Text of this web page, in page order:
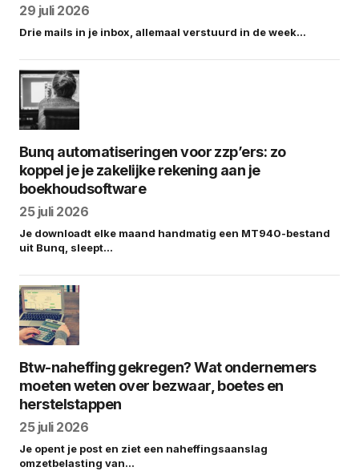
29 juli 2026
Drie mails in je inbox, allemaal verstuurd in de week…
Bunq automatiseringen voor zzp’ers: zo
koppel je je zakelijke rekening aan je
boekhoudsoftware
25 juli 2026
Je downloadt elke maand handmatig een MT940-bestand
uit Bunq, sleept…
Btw-naheffing gekregen? Wat ondernemers
moeten weten over bezwaar, boetes en
herstelstappen
25 juli 2026
Je opent je post en ziet een naheffingsaanslag
omzetbelasting van…